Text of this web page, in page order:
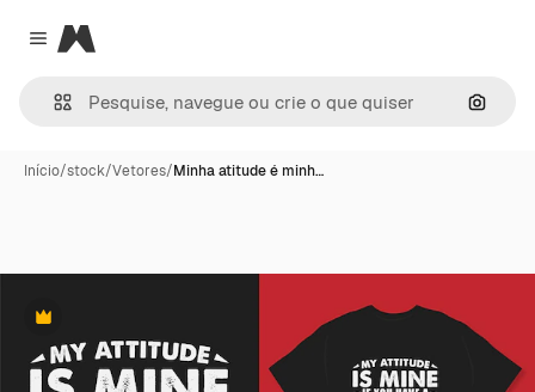
Close menu
Magnific
Início/stock/Vetores/Minha atitude é minh…
Premium